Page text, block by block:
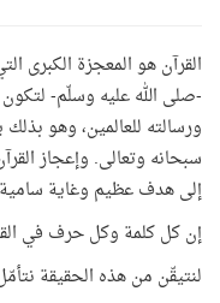
القرآن هو المعجزة الكبرى
-صلى الله عليه وسلّم-
ورسالته للعالمين، وهو
سبحانه وتعالى. وإعجاز
إلى هدف عظيم وغاية
إن كل كلمة وكل حرف في
لنتيقّن من هذه الحقيقة